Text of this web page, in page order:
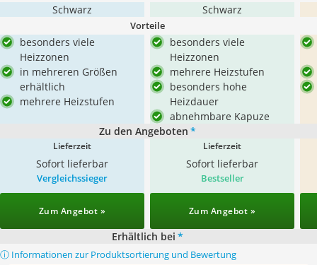
Schwarz Schwarz
Vorteile
besonders viele
Heizzonen
in mehreren Größen
erhältlich
mehrere Heizstufen
besonders viele
Heizzonen
mehrere Heizstufen
besonders hohe
Heizdauer
abnehmbare Kapuze
Zu den Angeboten *
Lieferzeit
Sofort lieferbar
Lieferzeit
Sofort lieferbar
Vergleichssieger
Zum Angebot »
Bestseller
Zum Angebot »
Erhältlich bei *
ⓘ Informationen zur Produktsortierung und Bewertung